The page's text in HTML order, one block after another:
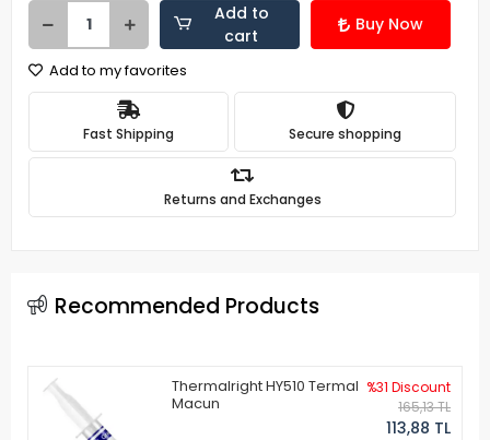
Add to
cart
Buy Now
Add to my favorites
Fast Shipping Secure shopping
Returns and Exchanges
Recommended Products
Thermalright HY510 Termal
Macun
%31 Discount
165,13 TL
113,88 TL